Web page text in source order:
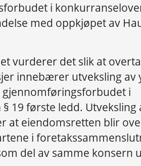
i
med oppkjøpet av
vurderer det slik at
innebærer utveksling av
i
19 første ledd. Utveksling
at eiendomsretten blir
i
del av samme konsern